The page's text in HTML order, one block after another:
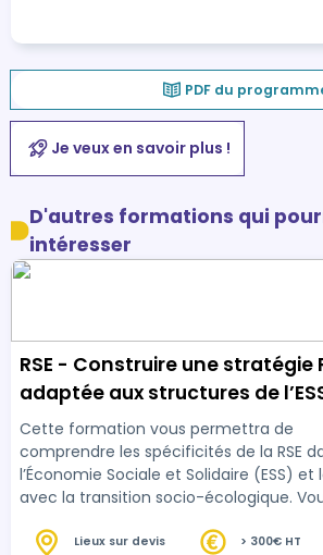
PDF du
Je veux en savoir plus !
D'autres formations qui
intéresser
RSE - Construire une stratégie
adaptée aux structures de
Cette formation vous permettra de
comprendre les spécificités de la RSE
l’Économie Sociale et Solidaire (ESS) et
avec la transition socio-écologique.
d’impact social et environnemental,
Lieux sur devis > 300€ HT